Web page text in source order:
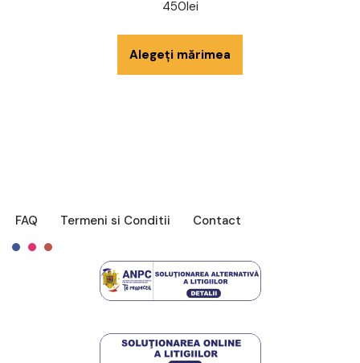
450lei
Alegeți mărimea
FAQ Termeni si Conditii Contact